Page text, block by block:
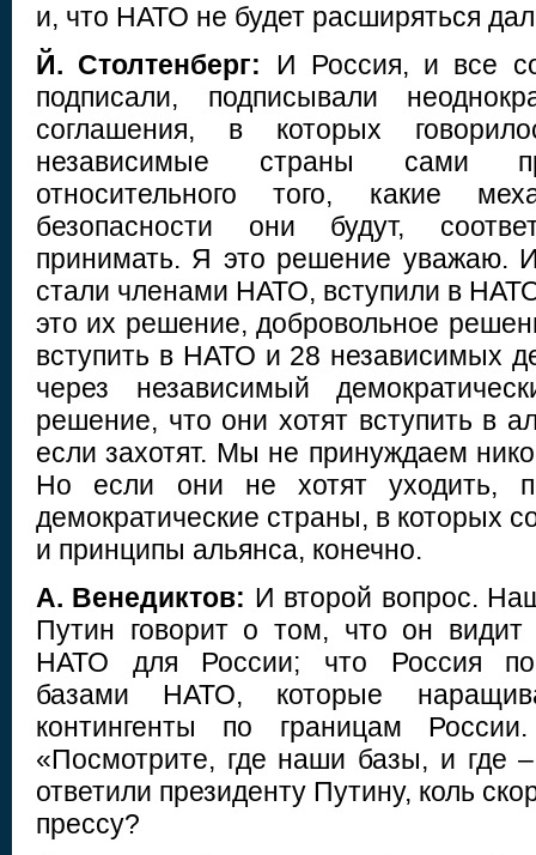
и, что НАТО не будет расширяться
Й. Столтенберг: И Россия, и все
подписали, подписывали
соглашения, в которых
независимые страны сами
относительного того, какие
безопасности они будут,
принимать. Я это решение уважаю.
стали членами НАТО, вступили в
это их решение, добровольное
вступить в НАТО и 28 независимых
через независимый
решение, что они хотят вступить в
если захотят. Мы не принуждаем
Но если они не хотят уходить,
демократические страны, в которых
и принципы альянса, конечно.
А. Венедиктов: И второй вопрос.
Путин говорит о том, что он видит
НАТО для России; что Россия
базами НАТО, которые
контингенты по границам
«Посмотрите, где наши базы, и где
ответили президенту Путину, коль
прессу?